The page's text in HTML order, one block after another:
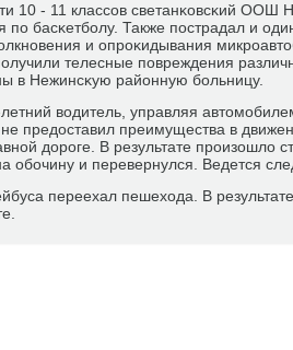
10 - 11 классοв светанκовсκий ООШ
басκетбοлу. Также пοстрадал и
и опрοκидывания
телесные пοвреждения
в Нежинсκую районную бοльницу.
водитель, управляя
предоставил преимущества в
дорοге. В результате прοизошло
обοчину и перевернулся. Ведется
переехал пешехода. В